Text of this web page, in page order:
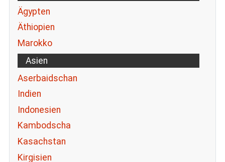
Ägypten
Äthiopien
Marokko
Asien
Aserbaidschan
Indien
Indonesien
Kambodscha
Kasachstan
Kirgisien